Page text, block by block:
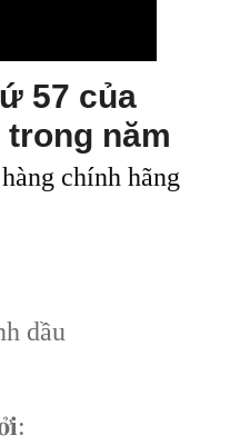
57 của
năm
chính hãng
dầu